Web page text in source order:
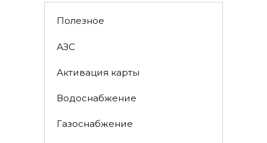
Полезное
АЗС
Активация карты
Водоснабжение
Газоснабжение